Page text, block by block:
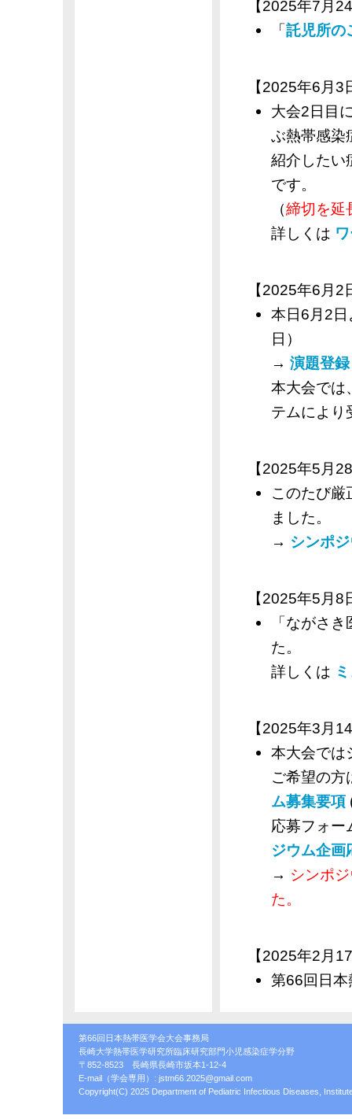
【2025年7月
「託児所の
【2025年6月3
大会2日目
ぶ熱帯感染
紹介したい
です。
（締切を延
詳しくは
【2025年6月2
本日6月2
日）
→ 演題登録
本大会では
テムにより
【2025年5月
このたび厳
ました。
→ シンポ
【2025年5月8
「ながさ
た。
詳しくは
【2025年3月
本大会では
ご希望の
ム募集要項
応募フォ
ジウム企画
→ シンポ
た。
【2025年2月
第66回日
第66回日本熱帯医学会大会事務局
長崎大学熱帯医学研究所臨床研究部門小児感染症学分野
〒852-8523 長崎県長崎市坂本1-12-4
E-mail（学会専用）: jstm66.2025@gmail.com
Copyright(C) 2025 Department of Pediatric Infectious Diseases,